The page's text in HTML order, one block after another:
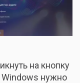
на кнопку
Windows нужно